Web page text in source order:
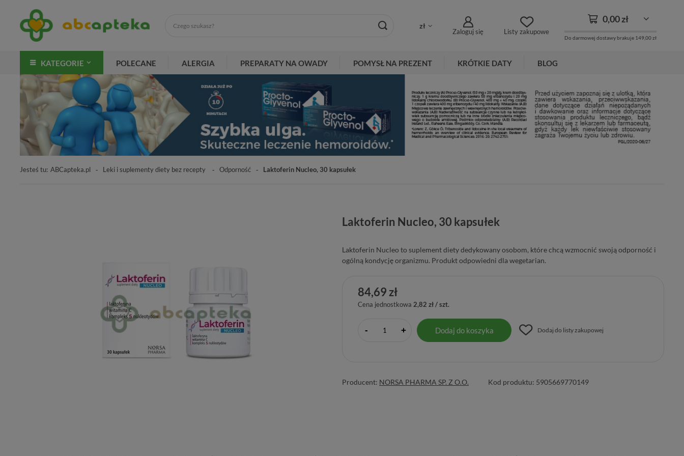
zł
Zaloguj się Listy zakupowe
0,00 zł
Do darmowej dostawy brakuje 149,00 zł
KATEGORIE POLECANE ALERGIA PREPARATY NA OWADY POMYSŁ NA PREZENT KRÓTKIE DATY BLOG
Jesteś tu: ABCapteka.pl Leki i suplementy diety bez recepty Odporność Laktoferin Nucleo, 30 kapsułek
Laktoferin Nucleo, 30 kapsułek
Laktoferin Nucleo to suplement diety dedykowany osobom, które chcą wzmocnić swoją odporność i
ogólną kondycję organizmu. Produkt odpowiedni dla wegetarian.
84,69 zł
Cena jednostkowa 2,82 zł / szt.
- + Dodaj do koszyka Dodaj do listy zakupowej
Producent: NORSA PHARMA SP. Z O.O. Kod produktu: 5905669770149